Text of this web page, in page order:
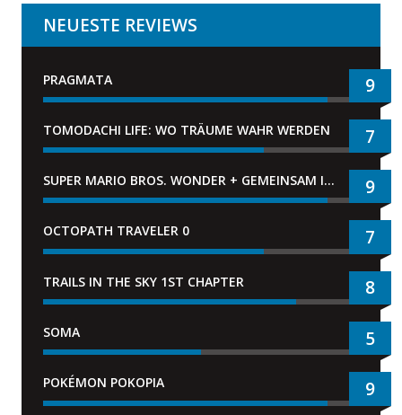
NEUESTE REVIEWS
PRAGMATA 9
TOMODACHI LIFE: WO TRÄUME WAHR WERDEN 7
SUPER MARIO BROS. WONDER + GEMEINSAM IM BELLABEL-PARK 9
OCTOPATH TRAVELER 0 7
TRAILS IN THE SKY 1ST CHAPTER 8
SOMA 5
POKÉMON POKOPIA 9